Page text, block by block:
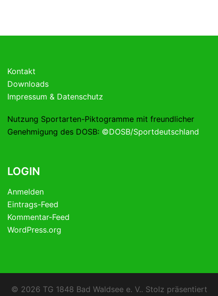
Kontakt
Downloads
Impressum & Datenschutz
Nutzung Sportarten-Piktogramme mit freundlicher
Genehmigung des DOSB: ©DOSB/Sportdeutschland
LOGIN
Anmelden
Eintrags-Feed
Kommentar-Feed
WordPress.org
© 2026 TG 1848 Bad Waldsee e. V.. Stolz präsentiert